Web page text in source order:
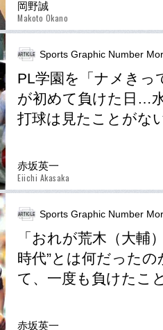
岡野誠
Makoto Okano
Sports Graphic Number
PL学園を「ナメきっ
が初めて負けた日…
打球は見たことがな
赤坂英一
Eiichi Akasaka
Sports Graphic Number
「おれが荒木（大輔
時代”とは何だった
て、一度も負けたこ
赤坂英一